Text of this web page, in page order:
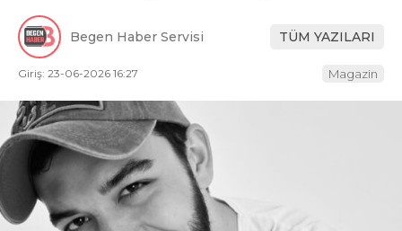
Begen Haber Servisi TÜM YAZILARI
Giriş: 23-06-2026 16:27 Magazin